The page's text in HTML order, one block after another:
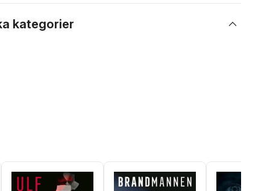
kategorier